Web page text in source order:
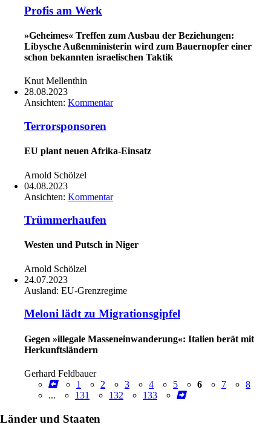
Profis am Werk
»Geheimes« Treffen zum Ausbau der Beziehungen:
Libysche Außenministerin wird zum Bauernopfer einer
schon bekannten israelischen Taktik
Knut Mellenthin
28.08.2023
Ansichten: Kommentar
Terrorsponsoren
EU plant neuen Afrika-Einsatz
Arnold Schölzel
04.08.2023
Ansichten: Kommentar
Trümmerhaufen
Westen und Putsch in Niger
Arnold Schölzel
24.07.2023
Ausland: EU-Grenzregime
Meloni lädt zu Migrationsgipfel
Gegen »illegale Masseneinwanderung«: Italien berät mit
Herkunftsländern
Gerhard Feldbauer
1
2 3 4 5 6 7
8
...
131 132 133
Länder und Staaten